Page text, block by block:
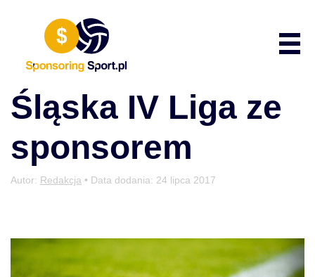
Śląska IV Liga ze
sponsorem
Autor: Redakcja • Data dodania: 24 lipca 2017